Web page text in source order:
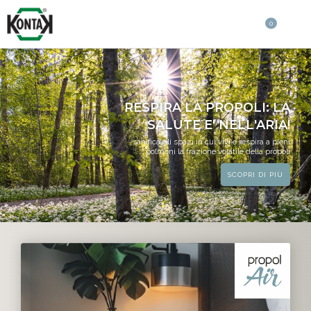
0
RESPIRA LA PROPOLI: LA
SALUTE E' NELL'ARIA!
sanifica gli spazi in cui vivi e respira a pieni
polmoni la frazione volatile della propoli
SCOPRI DI PIÙ